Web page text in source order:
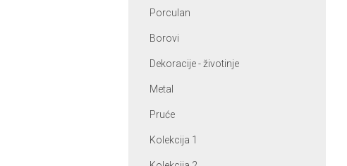
Porculan
Borovi
Dekoracije - životinje
Metal
Pruće
Kolekcija 1